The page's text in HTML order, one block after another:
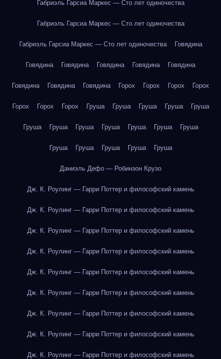
Габриэль Гарсиа Маркес — Сто лет одиночества
Габриэль Гарсиа Маркес — Сто лет одиночества
Габриэль Гарсиа Маркес — Сто лет одиночества Говядина
Говядина Говядина Говядина Говядина Говядина
Говядина Говядина Говядина Горох Горох Горох Горох
Горох Горох Горох Груша Груша Груша Груша Груша
Груша Груша Груша Груша Груша Груша Груша
Груша Груша Груша Груша Груша
Даниэль Дефо — Робинзон Крузо
Дж. К. Роулинг — Гарри Поттер и философский камень
Дж. К. Роулинг — Гарри Поттер и философский камень
Дж. К. Роулинг — Гарри Поттер и философский камень
Дж. К. Роулинг — Гарри Поттер и философский камень
Дж. К. Роулинг — Гарри Поттер и философский камень
Дж. К. Роулинг — Гарри Поттер и философский камень
Дж. К. Роулинг — Гарри Поттер и философский камень
Дж. К. Роулинг — Гарри Поттер и философский камень
Дж. К. Роулинг — Гарри Поттер и философский камень